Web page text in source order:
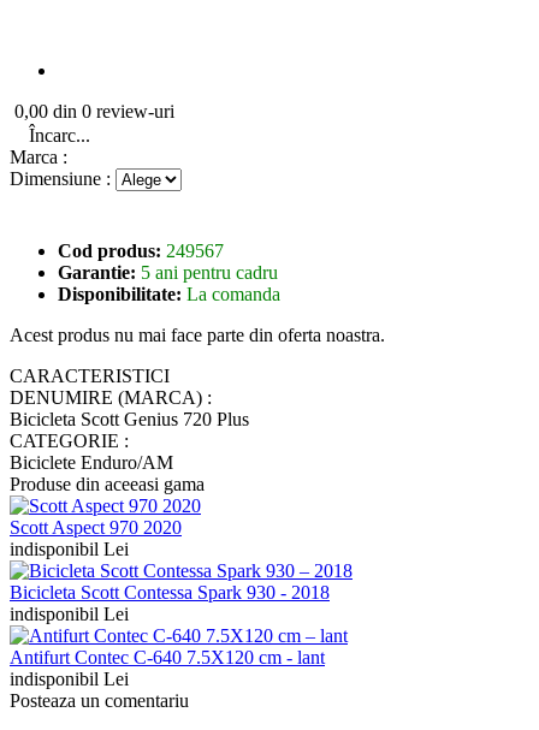
0,00 din 0 review-uri
Încarc...
Marca :
Dimensiune :
Cod produs: 249567
Garantie: 5 ani pentru cadru
Disponibilitate: La comanda
Acest produs nu mai face parte din oferta noastra.
CARACTERISTICI
DENUMIRE (MARCA) :
Bicicleta Scott Genius 720 Plus
CATEGORIE :
Biciclete Enduro/AM
Produse din aceeasi gama
Scott Aspect 970 2020
indisponibil Lei
Bicicleta Scott Contessa Spark 930 - 2018
indisponibil Lei
Antifurt Contec C-640 7.5X120 cm - lant
indisponibil Lei
Posteaza un comentariu